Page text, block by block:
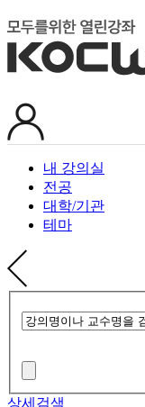
내 강의실
전공
대학/기관
테마
상세검색